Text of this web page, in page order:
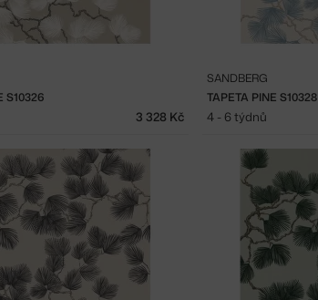
S10326
3 328 Kč
TAPETA PINE S10328
SANDBERG
4 - 6 týdnů